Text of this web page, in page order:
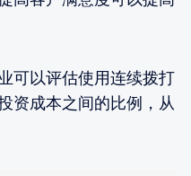
可以评估使用连续拨打
资成本之间的比例，从